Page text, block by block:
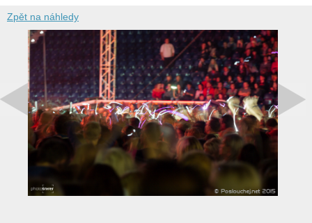
Zpět na náhledy